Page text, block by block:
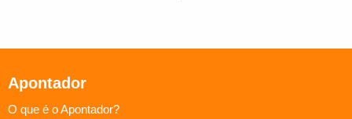
Apontador
O que é o Apontador?